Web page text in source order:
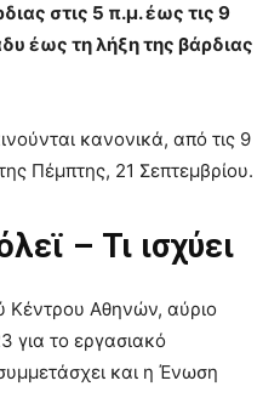
στις 5 π.μ. έως τις 9
έως τη λήξη της βάρδιας
κανονικά, από τις 9
Πέμπτης, 21 Σεπτεμβρίου.
– Τι ισχύει
Κέντρου Αθηνών, αύριο
για το εργασιακό
και η Ένωση